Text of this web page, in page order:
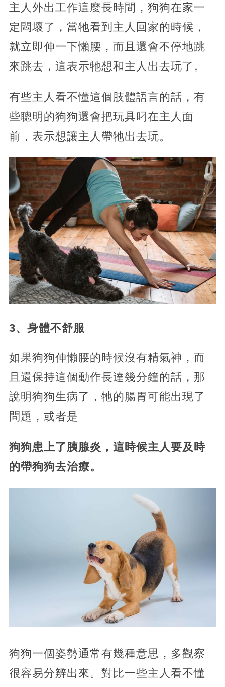
主人外出工作這麼長時間，狗狗在家一
定悶壞了，當牠看到主人回家的時候，
就立即伸一下懶腰，而且還會不停地跳
來跳去，這表示牠想和主人出去玩了。
有些主人看不懂這個肢體語言的話，有
些聰明的狗狗還會把玩具叼在主人面
前，表示想讓主人帶牠出去玩。
3、身體不舒服
如果狗狗伸懶腰的時候沒有精氣神，而
且還保持這個動作長達幾分鐘的話，那
說明狗狗生病了，牠的腸胃可能出現了
問題，或者是
狗狗患上了胰腺炎，這時候主人要及時
的帶狗狗去治療。
狗狗一個姿勢通常有幾種意思，多觀察
很容易分辨出來。對比一些主人看不懂